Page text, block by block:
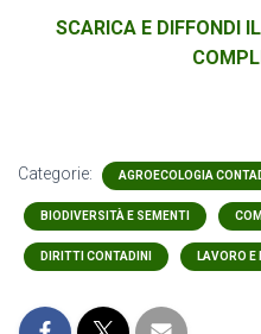
SCARICA E DIFFONDI
Categorie: AGROECOLOGIA
BIODIVERSITÀ E SEMENTI
DIRITTI CONTADINI LAVORO E